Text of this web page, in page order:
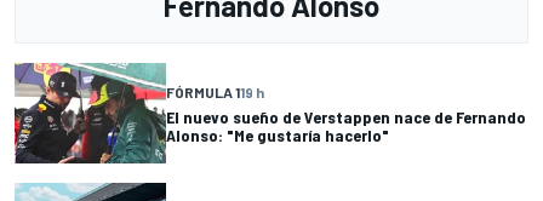
FÓRMULA 119 h
El nuevo sueño de Verstappen nace de Fernando
Alonso: "Me gustaría hacerlo"